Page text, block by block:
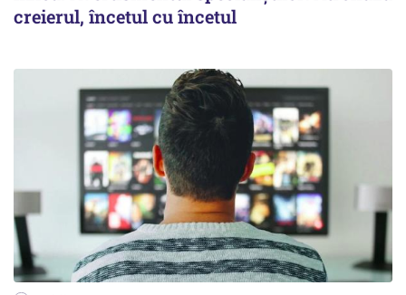
creierul, încetul cu încetul